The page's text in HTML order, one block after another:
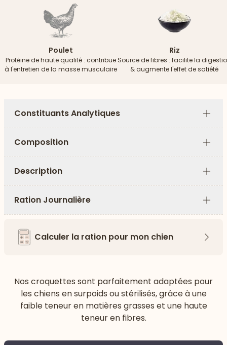
Poulet
Protéine de haute qualité : contribue
à l'entretien de la masse musculaire
Riz
Source de fibres : facilite la
& augmente l'effet de satiété
Constituants Analytiques
Plus
Composition
Plus
Description
Plus
Ration Journalière
Plus
Calculer la ration pour mon chien
Nos croquettes sont parfaitement adaptées pour
les chiens en surpoids ou stérilisés, grâce à une
faible teneur en matières grasses et une haute
teneur en fibres.